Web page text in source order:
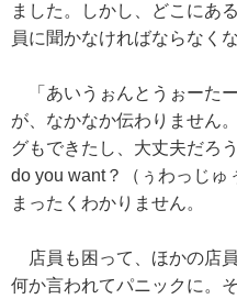
ました。しかし、どこにあ
員に聞かなければならなく
「あいうぉんとうぉーた
が、なかなか伝わりません
グもできたし、大丈夫だろ
do you want？（ぅわっじゅ
まったくわかりません。
店員も困って、ほかの店
何か言われてパニックに。